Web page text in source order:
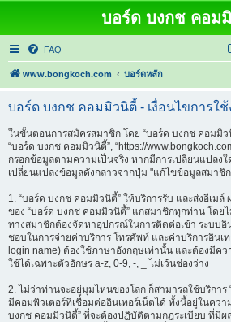
บอร์ด บงกช คอม
FAQ
www.bongkoch.com บอร์ดหลัก
บอร์ด บงกช คอมมิวนิตี้ - เงื่อนไขการใช้
ในขั้นตอนการสมัครสมาชิก โดย “บอร์ด บงกช คอมมิวนิตี้
“บอร์ด บงกช คอมมิวนิตี้”, “https://
กรอกข้อมูลตามความเป็นจริง หากมีการเปลี่ยนแปลง
เปลี่ยนแปลงข้อมูลดังกล่าวจากปุ่ม "แก้ไขข้อมูลสมาชิ
1. “บอร์ด บงกช คอมมิวนิตี้” ให้บริการรับ และส่งอีเมล์
ของ “บอร์ด บงกช คอมมิวนิตี้” แก่สมาชิกทุกท่าน โดย
ทางสมาชิกต้องจัดหาอุปกรณ์ในการติดต่อเข้า ระบบอิ
ชอบในการจ่ายค่าบริการ โทรศัพท์ และค่าบริการอินเ
login name) ต้องใช้ภาษาอังกฤษเท่านั้น และต้องมีค
ใช้ได้เฉพาะตัวอักษร a-z, 0-9, -, _ ไม่เว้นช่องว่าง
2. ไม่ว่าท่านจะอยู่มุมไหนของโลก ก็สามารถใช้บริการ
มีคอมพิวเตอร์ที่เชื่อมต่ออินเทอร์เน็ตได้ ทั้งนี้อยู่ในคว
บงกช คอมมิวนิตี้” ที่จะต้องปฏิบัติตามกฎระเบียบ ที่มีผ